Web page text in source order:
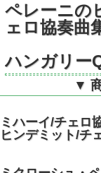
ペレーニの
ェロ協奏曲
ハンガリ
STEREO▼
ミハーイ/チェロ
ヒンデミット/チ